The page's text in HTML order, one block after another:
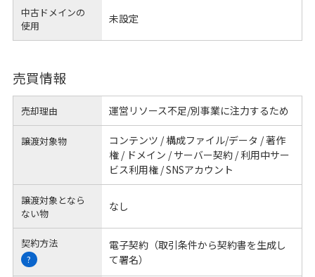
中古ドメインの
使用
未設定
売買情報
売却理由 運営リソース不足/別事業に注力するため
譲渡対象物
コンテンツ / 構成ファイル/データ / 著作
権 / ドメイン / サーバー契約 / 利用中サー
ビス利用権 / SNSアカウント
譲渡対象となら
ない物
なし
契約方法
?
電子契約（取引条件から契約書を生成し
て署名）